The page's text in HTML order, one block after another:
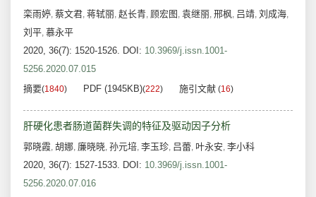
栾雨婷, 蔡文君, 蒋轼丽, 赵长青, 顾宏图 , 袁继丽, 邢枫, 吕靖, 刘成海,
刘平, 慕永平
2020, 36(7): 1520-1526. DOI: 10.3969/j.issn.1001-
5256.2020.07.015
摘要(1840) PDF (1945KB)(222) 施引文献 (16)
肝硬化患者肠道菌群失调的特征及驱动因子分析
郭晓霞, 胡娜, 廉晓晓, 孙元培, 李玉珍, 吕蕾, 叶永安, 李小科
2020, 36(7): 1527-1533. DOI: 10.3969/j.issn.1001-
5256.2020.07.016